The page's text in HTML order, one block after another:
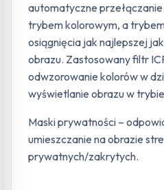
automatyczne
trybem kolorowym, a
osiągnięcia jak najlepszej
obrazu. Zastosowany filtr
odwzorowanie kolorów w
wyświetlanie obrazu w
Maski prywatności –
umieszczanie na obrazie
prywatnych/zakrytych.